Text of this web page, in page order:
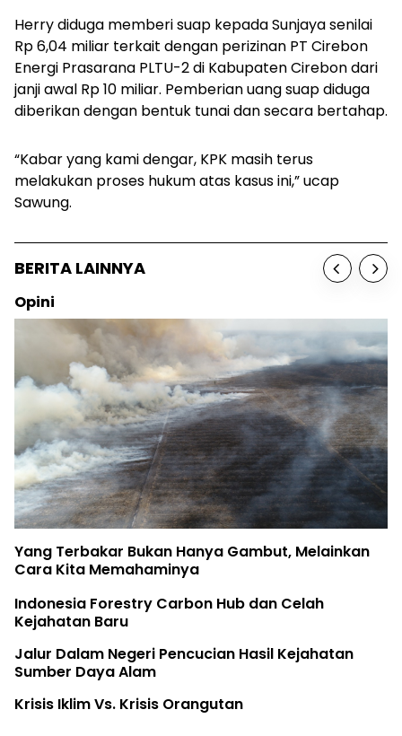
Herry diduga memberi suap kepada Sunjaya senilai
Rp 6,04 miliar terkait dengan perizinan PT Cirebon
Energi Prasarana PLTU-2 di Kabupaten Cirebon dari
janji awal Rp 10 miliar. Pemberian uang suap diduga
diberikan dengan bentuk tunai dan secara bertahap.
“Kabar yang kami dengar, KPK masih terus
melakukan proses hukum atas kasus ini,” ucap
Sawung.
BERITA LAINNYA
Opini
Yang Terbakar Bukan Hanya Gambut, Melainkan
Cara Kita Memahaminya
Indonesia Forestry Carbon Hub dan Celah
Kejahatan Baru
Jalur Dalam Negeri Pencucian Hasil Kejahatan
Sumber Daya Alam
Krisis Iklim Vs. Krisis Orangutan